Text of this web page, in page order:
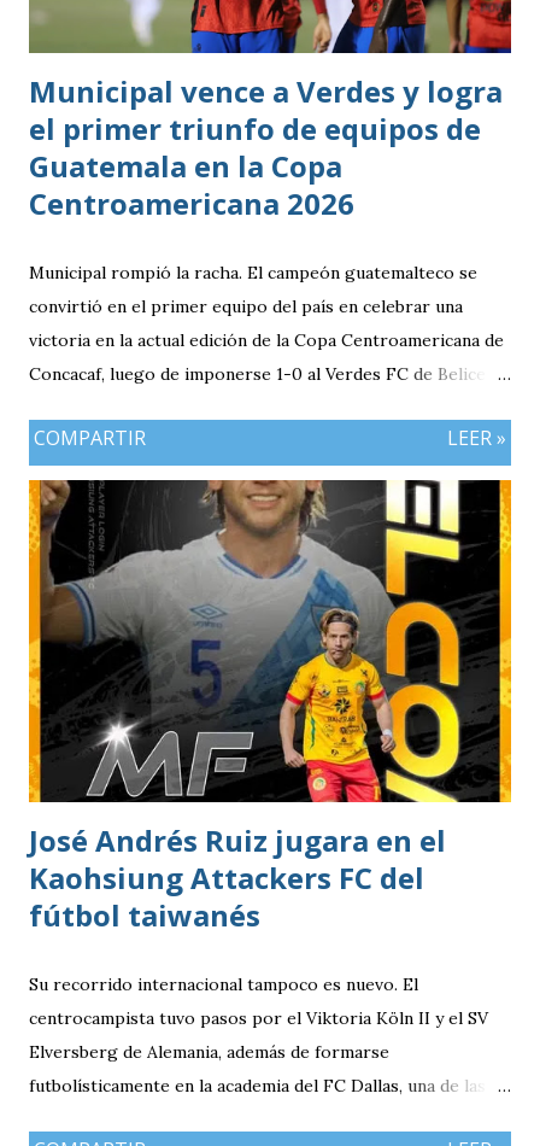
Municipal vence a Verdes y logra
el primer triunfo de equipos de
Guatemala en la Copa
Centroamericana 2026
Municipal rompió la racha. El campeón guatemalteco se
convirtió en el primer equipo del país en celebrar una
victoria en la actual edición de la Copa Centroamericana de
Concacaf, luego de imponerse 1-0 al Verdes FC de Belice en
con la obligación de sumar luego del empate (1-1) en casa
frente al Cartaginés de Costa Rica. Además, el resultado
adquiría mayor relevancia después de un complicado
arranque para los clubes guatemaltecos en el torneo,
marcado por las derrotas de Deportivo Mixco y Xelajú MC,
así como la caída de Antigua GFC por 2-0 ante Real Estelí.
Desde el inicio, los dirigidos por Mario Acevedo asumieron
el protagonismo del encuentro. Municipal controló la
posesión del balón y encontró espacios para generar
peligro hasta que, al minuto 18, el ecuatoriano Alejandro
Cabeza definió con precisión para marcar el único gol del
Cristian Checa Hernández.
COMPARTIR LEER »
José Andrés Ruiz jugara en el
Kaohsiung Attackers FC del
fútbol taiwanés
Su recorrido internacional tampoco es nuevo. El
centrocampista tuvo pasos por el Viktoria Köln II y el SV
Elversberg de Alemania, además de formarse
futbolísticamente en la academia del FC Dallas, una de las